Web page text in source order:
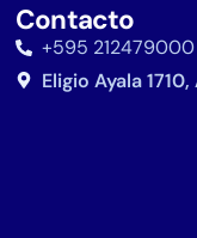
Contacto
+595 212479000
Eligio Ayala